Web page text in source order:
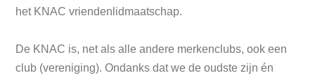
het KNAC vriendenlidmaatschap.
De KNAC is, net als alle andere merkenclubs, ook een
club (vereniging). Ondanks dat we de oudste zijn én